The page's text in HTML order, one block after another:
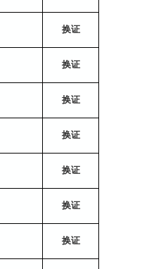
换证
换证
换证
换证
换证
换证
换证